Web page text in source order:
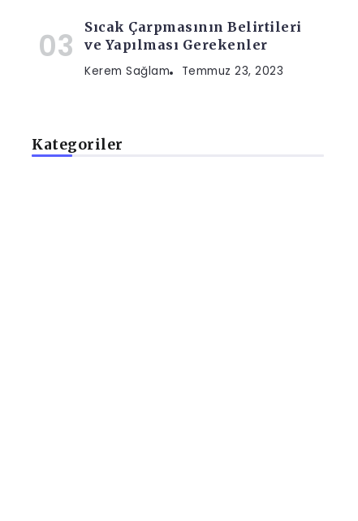
Sıcak Çarpmasının Belirtileri
ve Yapılması Gerekenler
Kerem Sağlam Temmuz 23, 2023
Kategoriler